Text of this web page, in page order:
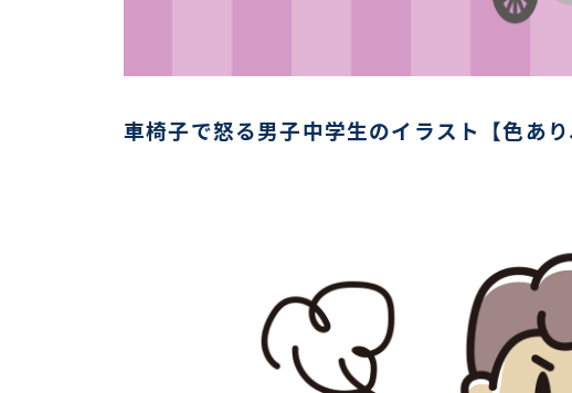
車椅子で怒る男子中学生のイラスト【色あ